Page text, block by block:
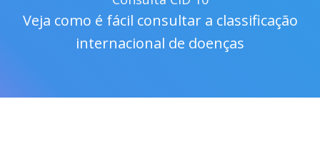
Veja como é fácil consultar a classificação
internacional de doenças